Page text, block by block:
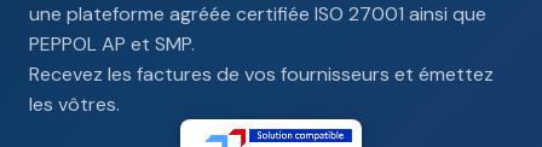
une plateforme agréée certifiée ISO 27001 ainsi que
PEPPOL AP et SMP.
Recevez les factures de vos fournisseurs et émettez
les vôtres.